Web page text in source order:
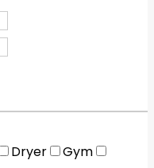
Dryer
Gym